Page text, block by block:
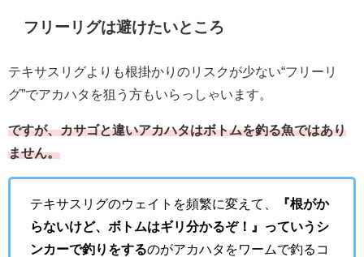
フリーリグは避けたいところ
テキサスリグよりも根掛かりのリスクが少ない“フリーリ
グ”でアカハタを狙う方もいらっしゃいます。
ですが、カサゴと違いアカハタはボトムを釣る魚ではあり
ません。
テキサスリグのウェイトを頻繁に変えて、
『根がか
らないけど、ボトムはギリ分かるぞ！』っていうシ
ンカーで釣りをするのがアカハタをワームで釣るコ